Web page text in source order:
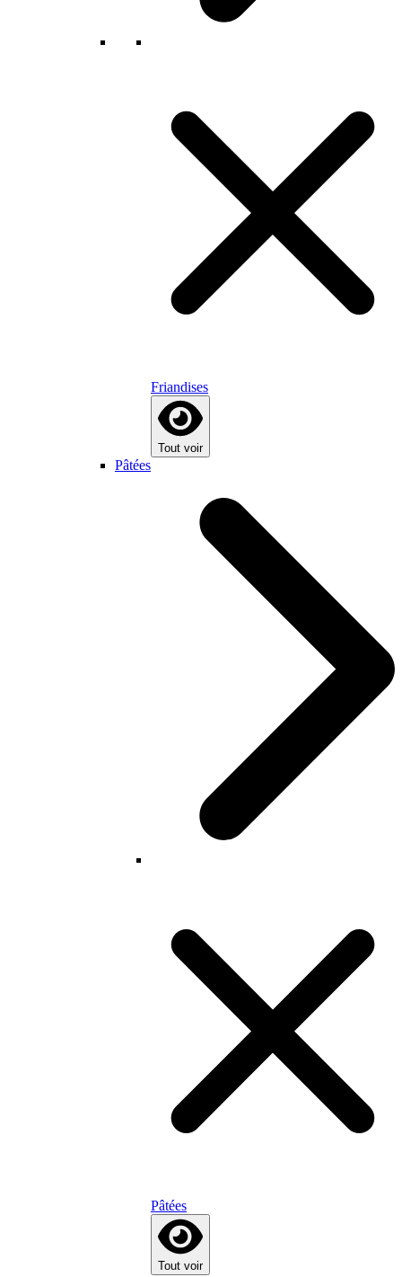
Friandises
Tout voir
Pâtées
Pâtées
Tout voir